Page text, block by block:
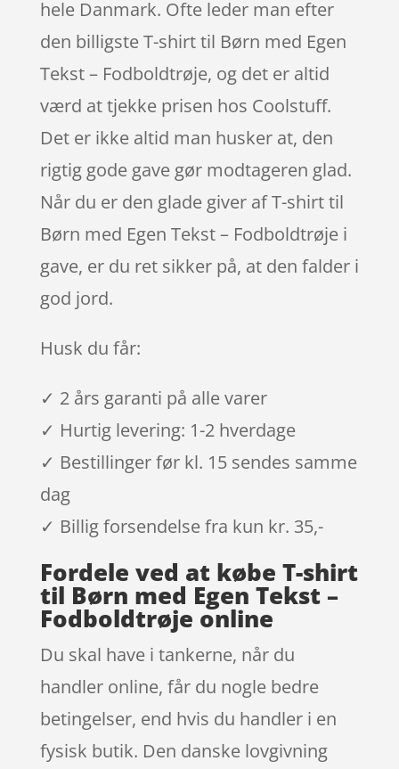
hele Danmark. Ofte leder man efter
den billigste T-shirt til Børn med Egen
Tekst – Fodboldtrøje, og det er altid
værd at tjekke prisen hos Coolstuff.
Det er ikke altid man husker at, den
rigtig gode gave gør modtageren glad.
Når du er den glade giver af T-shirt til
Børn med Egen Tekst – Fodboldtrøje i
gave, er du ret sikker på, at den falder i
god jord.
Husk du får:
✓ 2 års garanti på alle varer
✓ Hurtig levering: 1-2 hverdage
✓ Bestillinger før kl. 15 sendes samme
dag
✓ Billig forsendelse fra kun kr. 35,-
Fordele ved at købe T-shirt
til Børn med Egen Tekst –
Fodboldtrøje online
Du skal have i tankerne, når du
handler online, får du nogle bedre
betingelser, end hvis du handler i en
fysisk butik. Den danske lovgivning